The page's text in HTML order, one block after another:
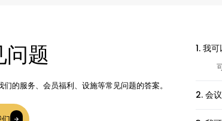
问题
们的服务、会员福利、设施等常见问题的答案。
1. 我
2. 会